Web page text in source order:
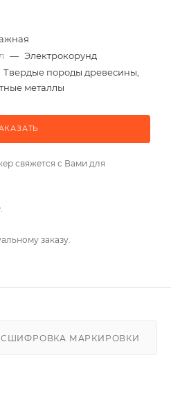
— Электрокорунд
Твердые породы древесины,
металлы
свяжется с Вами для
заказу.
МАРКИРОВКИ